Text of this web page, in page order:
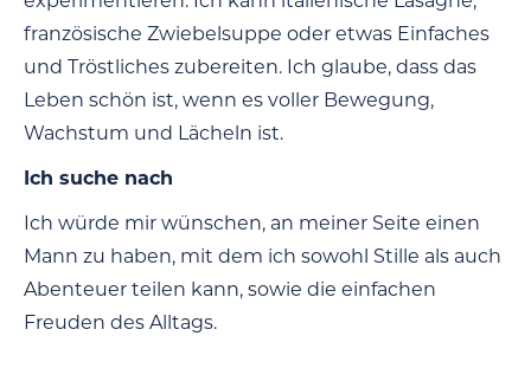
französische Zwiebelsuppe oder etwas Einfaches
und Tröstliches zubereiten. Ich glaube, dass das
Leben schön ist, wenn es voller Bewegung,
Wachstum und Lächeln ist.
Ich suche nach
Ich würde mir wünschen, an meiner Seite einen
Mann zu haben, mit dem ich sowohl Stille als auch
Abenteuer teilen kann, sowie die einfachen
Freuden des Alltags.